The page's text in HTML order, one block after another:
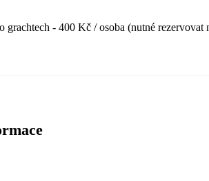
grachtech - 400 Kč / osoba (nutné rezervovat